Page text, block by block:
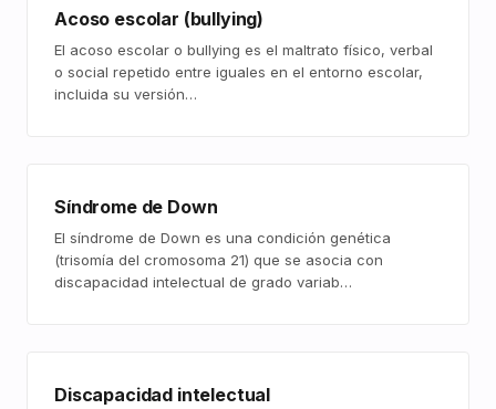
Acoso escolar (bullying)
El acoso escolar o bullying es el maltrato físico, verbal
o social repetido entre iguales en el entorno escolar,
incluida su versión…
Síndrome de Down
El síndrome de Down es una condición genética
(trisomía del cromosoma 21) que se asocia con
discapacidad intelectual de grado variab…
Discapacidad intelectual